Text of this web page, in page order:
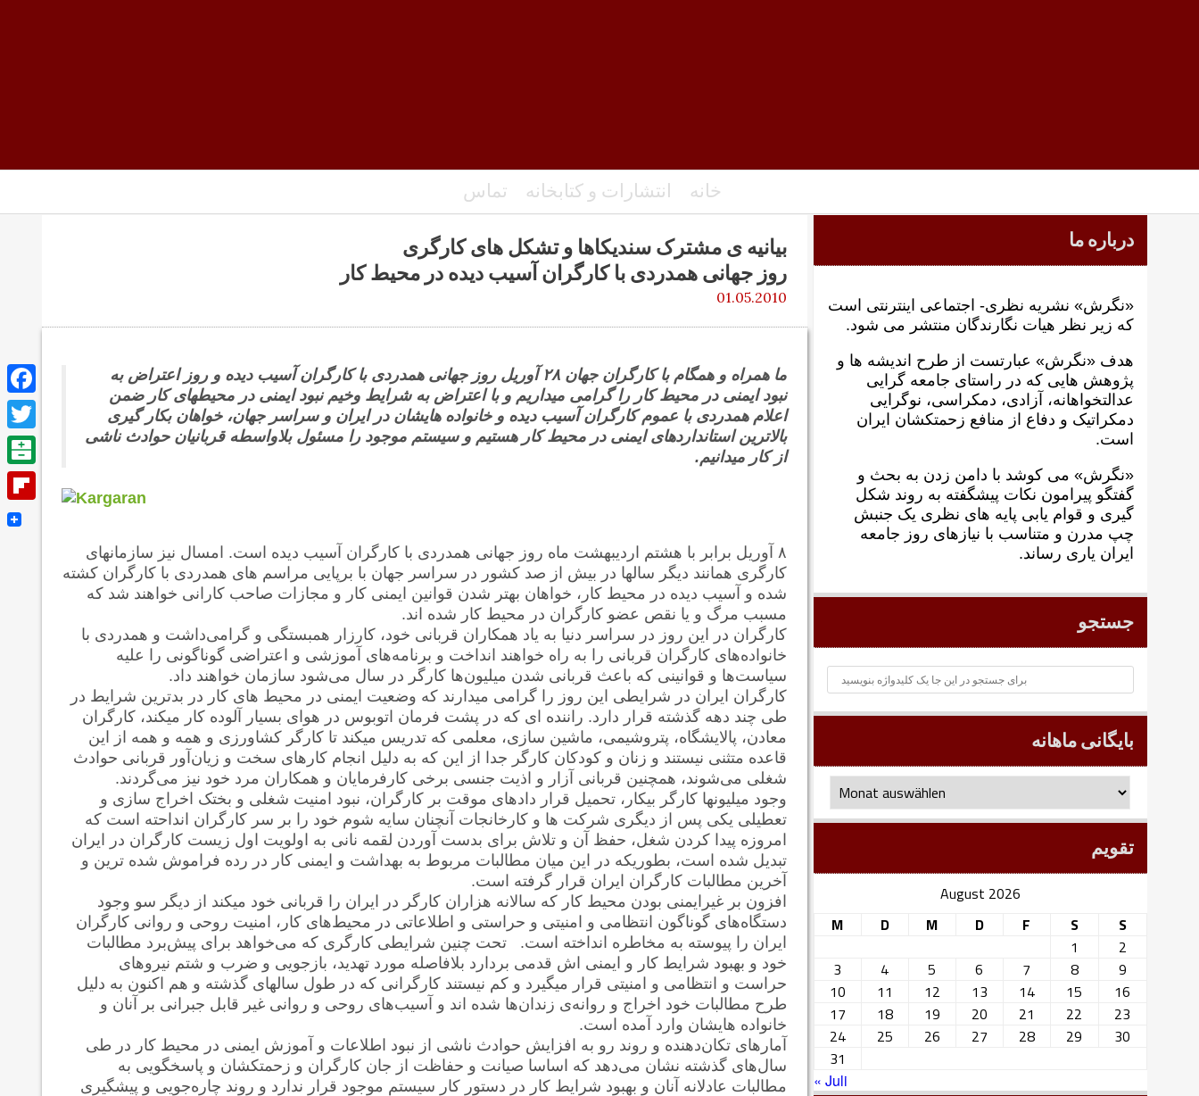
تماس انتشارات و کتابخانه خانه
بیانیه ی مشترک سندیکاها و تشکل های کارگری
روز جهانی همدردی با کارگران آسیب دیده در محیط کار
01.05.2010
ما همراه و همگام با کارگران جهان ۲ ٨ آوریل روز جهانی همدردی با کارگران آسیب دیده و روز اعتراض به
نبود ایمنی در محیط کار را گرامی میداریم و با اعتراض به شرایط وخیم نبود ایمنی در محیطهای کار ضمن
اعلام همدردی با عموم کارگران آسیب دیده و خانواده هایشان در ایران و سراسر جهان، خواهان بکار گیری
بالاترین استانداردهای ایمنی در محیط کار هستیم و سیستم موجود را مسئول بلاواسطه قربانیان حوادث ناشی
از کار میدانیم.
٨ آوریل برابر با هشتم اردیبهشت ماه روز جهانی همدردی با کارگران آسیب دیده است. امسال نیز سازمانهای
کارگری همانند دیگر سالها در بیش از صد کشور در سراسر جهان با برپایی مراسم های همدردی با کارگران کشته
شده و آسیب دیده در محیط کار، خواهان بهتر شدن قوانین ایمنی کار و مجازات صاحب کارانی خواهند شد که
مسبب مرگ و یا نقص عضو کارگران در محیط کار شده اند.
کارگران در این روز در سراسر دنیا به یاد همکاران قربانی خود، کارزار همبستگی و گرامی‌داشت و همدردی با
خانواده‌های کارگران قربانی را به راه خواهند انداخت و برنامه‌های آموزشی و اعتراضی گوناگونی را علیه
سیاست‌ها و قوانینی که باعث قربانی شدن میلیون‌ها کارگر در سال می‌شود سازمان خواهند داد.
کارگران ایران در شرایطی این روز را گرامی میدارند که وضعیت ایمنی در محیط های کار در بدترین شرایط در
طی چند دهه گذشته قرار دارد. راننده ای که در پشت فرمان اتوبوس در هوای بسیار آلوده کار میکند، کارگران
معادن، پالایشگاه، پتروشیمی، ماشین سازی، معلمی که تدریس میکند تا کارگر کشاورزی و همه و همه از این
قاعده متثنی نیستند و زنان و کودکان کارگر جدا از این که به دلیل انجام کارهای سخت و زیان‌آور قربانی حوادث
شغلی می‌شوند، همچنین قربانی آزار و اذیت جنسی برخی کارفرمایان و همکاران مرد خود نیز می‌گردند.
وجود میلیونها کارگر بیکار، تحمیل قرار دادهای موقت بر کارگران، نبود امنیت شغلی و بختک اخراج سازی و
تعطیلی یکی پس از دیگری شرکت ها و کارخانجات آنچنان سایه شوم خود را بر سر کارگران انداحته است که
امروزه پیدا کردن شغل، حفظ آن و تلاش برای بدست آوردن لقمه نانی به اولویت اول زیست کارگران در ایران
تبدیل شده است، بطوریکه در این میان مطالبات مربوط به بهداشت و ایمنی کار در رده فراموش شده ترین و
آخرین مطالبات کارگران ایران قرار گرفته است.
افزون بر غیرایمنی بودن محیط کار که سالانه هزاران کارگر در ایران را قربانی خود میکند از دیگر سو وجود
دستگاه‌های گوناگون انتظامی و امنیتی و حراستی و اطلاعاتی در محیط‌های کار، امنیت روحی و روانی کارگران
ایران را پیوسته به مخاطره انداخته است. تحت چنین شرایطی کارگری که می‌خواهد برای پیش‌برد مطالبات
خود و بهبود شرایط کار و ایمنی اش قدمی بردارد بلافاصله مورد تهدید، بازجویی و ضرب و شتم نیروهای
حراست و انتظامی و امنیتی قرار میگیرد و کم نیستند کارگرانی که در طول سالهای گذشته و هم اکنون به دلیل
طرح مطالبات خود اخراج و روانه‌ی زندان‌ها شده اند و آسیب‌های روحی و روانی غیر قابل جبرانی بر آنان و
خانواده هایشان وارد آمده است.
آمارهای تکان‌دهنده‌ و روند رو به افزایش حوادث ناشی از نبود اطلاعات و آموزش ایمنی در محیط کار در طی
سال‌های گذشته نشان می‌دهد که اساسا صیانت و حفاظت از جان کارگران و زحمتکشان و پاسخگویی به
مطالبات عادلانه آنان و بهبود شرایط کار در دستور کار سیستم موجود قرار ندارد و روند چاره‌جویی و پیشگیری
درباره ما
«نگرش» نشریه نظری- اجتماعی اینترنتی است
که زير نظر هيات نگارندگان منتشر می شود.
هدف «نگرش» عبارتست از طرح انديشه ها و
پژوهش هايی که در راستای جامعه گرايی
عدالتخواهانه، آزادی، دمکراسی، نوگرايی
دمکراتيک و دفاع از منافع زحمتکشان ايران
است.
«نگرش» می کوشد با دامن زدن به بحث و
گفتگو پيرامون نکات پیشگفته به روند شکل
گيری و قوام يابی پايه های نظری يک جنبش
چپ مدرن و متناسب با نيازهای روز جامعه
ايران ياری رساند.
جستجو
بایگانی ماهانه
بایگانی
ماهانه
تقویم
August 2026
M
D M D F S
S
1
2
3
4 5 6 7 8
9
10
11 12 13 14 15
16
17
18 19 20 21 22
23
24
25 26 27 28 29
30
31
« Juli
Facebook
Twitter
Balatarin
Flipboard